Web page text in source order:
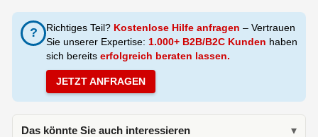
? Richtiges Teil? Kostenlose Hilfe anfragen – Vertrauen
Sie unserer Expertise: 1.000+ B2B/B2C Kunden haben
sich bereits erfolgreich beraten lassen.
JETZT ANFRAGEN
Das könnte Sie auch interessieren ▾